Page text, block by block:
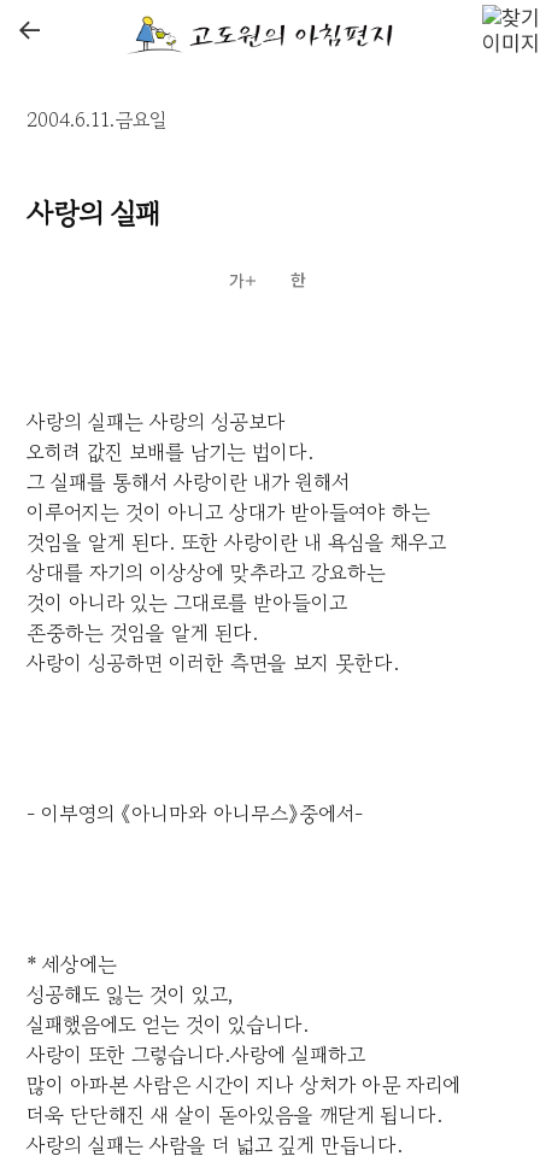
←
2004.6.11.금요일
사랑의 실패
사랑의 실패는 사랑의 성공보다
오히려 값진 보배를 남기는 법이다.
그 실패를 통해서 사랑이란 내가 원해서
이루어지는 것이 아니고 상대가 받아들여야 하는
것임을 알게 된다. 또한 사랑이란 내 욕심을 채우고
상대를 자기의 이상상에 맞추라고 강요하는
것이 아니라 있는 그대로를 받아들이고
존중하는 것임을 알게 된다.
사랑이 성공하면 이러한 측면을 보지 못한다.
- 이부영의 《아니마와 아니무스》중에서-
* 세상에는
성공해도 잃는 것이 있고,
실패했음에도 얻는 것이 있습니다.
사랑이 또한 그렇습니다.사랑에 실패하고
많이 아파본 사람은 시간이 지나 상처가 아문 자리에
더욱 단단해진 새 살이 돋아있음을 깨닫게 됩니다.
사랑의 실패는 사람을 더 넓고 깊게 만듭니다.